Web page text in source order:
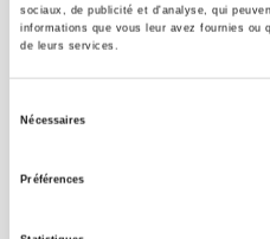
sociaux, de publicité et d'analyse, qui
informations que vous leur avez fournies
de leurs services.
Nécessaires
Préférences
SCIENCES PO UNIVERSITY
help public and political debate.